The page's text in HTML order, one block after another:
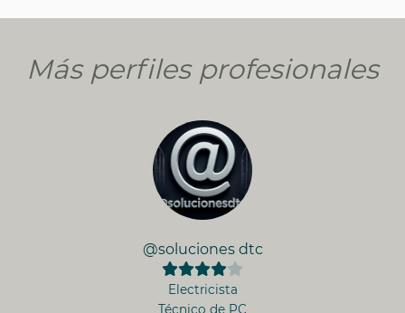
Más perfiles profesionales
@soluciones dtc
Electricista
Técnico de PC